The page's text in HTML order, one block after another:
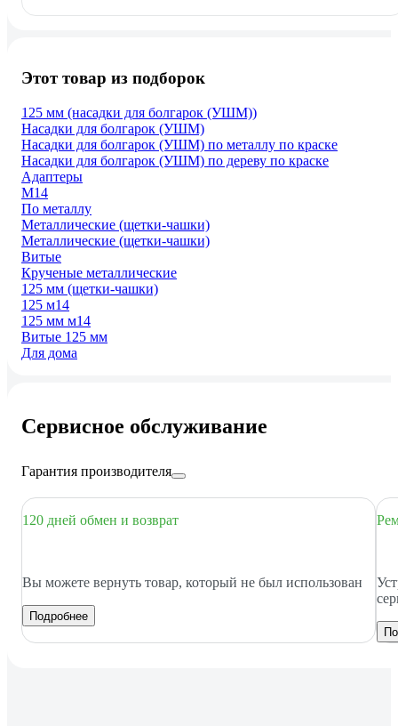
Этот товар из подборок
125 мм (насадки для болгарок (УШМ))
Насадки для болгарок (УШМ)
Насадки для болгарок (УШМ) по металлу по краске
Насадки для болгарок (УШМ) по дереву по краске
Адаптеры
М14
По металлу
Металлические (щетки-чашки)
Металлические (щетки-чашки)
Витые
Крученые металлические
125 мм (щетки-чашки)
125 м14
125 мм м14
Витые 125 мм
Для дома
Сервисное обслуживание
Гарантия производителя
120 дней обмен и возврат
Вы можете вернуть товар, который не был использован
Подробнее